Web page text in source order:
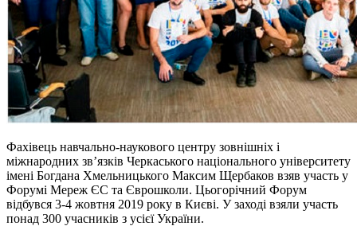
Фахівець навчально-наукового центру зовнішніх і
міжнародних зв’язків Черкаського національного університету
імені Богдана Хмельницького Максим Щербаков взяв участь у
Форумі Мереж ЄС та Єврошколи. Цьогорічний Форум
відбувся 3-4 жовтня 2019 року в Києві. У заході взяли участь
понад 300 учасників з усієї України.